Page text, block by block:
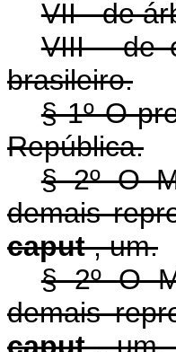
VII - de
VIII - de
brasileiro.
§ 1º O
República.
§ 2º O
demais
caput, um.
§ 2º O
demais